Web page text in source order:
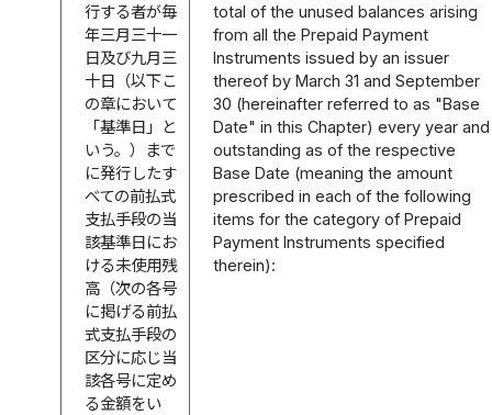
行する者が毎
年三月三十一
日及び九月三
十日（以下こ
の章において
「基準日」と
いう。）まで
に発行したす
べての前払式
支払手段の当
該基準日にお
ける未使用残
高（次の各号
に掲げる前払
式支払手段の
区分に応じ当
該各号に定め
る金額をい
total of the unused balances arising
from all the Prepaid Payment
Instruments issued by an issuer
thereof by March 31 and September
30 (hereinafter referred to as "Base
Date" in this Chapter) every year and
outstanding as of the respective
Base Date (meaning the amount
prescribed in each of the following
items for the category of Prepaid
Payment Instruments specified
therein):